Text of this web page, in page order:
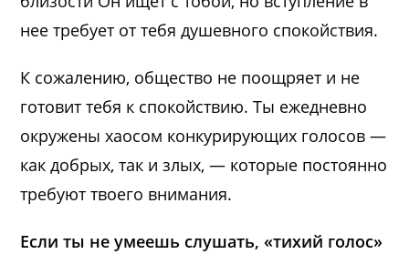
нее требует от тебя душевного спокойствия.
К сожалению, общество не поощряет и не
готовит тебя к спокойствию. Ты ежедневно
окружены хаосом конкурирующих голосов —
как добрых, так и злых, — которые постоянно
требуют твоего внимания.
Если ты не умеешь слушать, «тихий голос»